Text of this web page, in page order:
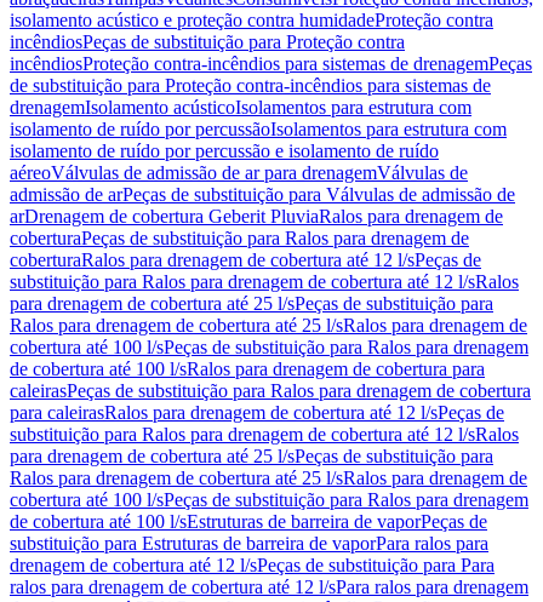
isolamento acústico e proteção contra humidadeProteção contra
incêndiosPeças de substituição para Proteção contra
incêndiosProteção contra-incêndios para sistemas de drenagemPeças
de substituição para Proteção contra-incêndios para sistemas de
drenagemIsolamento acústicoIsolamentos para estrutura com
isolamento de ruído por percussãoIsolamentos para estrutura com
isolamento de ruído por percussão e isolamento de ruído
aéreoVálvulas de admissão de ar para drenagemVálvulas de
admissão de arPeças de substituição para Válvulas de admissão de
arDrenagem de cobertura Geberit PluviaRalos para drenagem de
coberturaPeças de substituição para Ralos para drenagem de
coberturaRalos para drenagem de cobertura até 12 l/sPeças de
substituição para Ralos para drenagem de cobertura até 12 l/sRalos
para drenagem de cobertura até 25 l/sPeças de substituição para
Ralos para drenagem de cobertura até 25 l/sRalos para drenagem de
cobertura até 100 l/sPeças de substituição para Ralos para drenagem
de cobertura até 100 l/sRalos para drenagem de cobertura para
caleirasPeças de substituição para Ralos para drenagem de cobertura
para caleirasRalos para drenagem de cobertura até 12 l/sPeças de
substituição para Ralos para drenagem de cobertura até 12 l/sRalos
para drenagem de cobertura até 25 l/sPeças de substituição para
Ralos para drenagem de cobertura até 25 l/sRalos para drenagem de
cobertura até 100 l/sPeças de substituição para Ralos para drenagem
de cobertura até 100 l/sEstruturas de barreira de vaporPeças de
substituição para Estruturas de barreira de vaporPara ralos para
drenagem de cobertura até 12 l/sPeças de substituição para Para
ralos para drenagem de cobertura até 12 l/sPara ralos para drenagem